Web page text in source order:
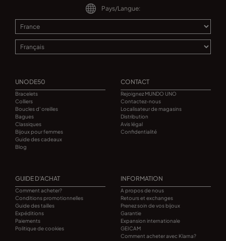
Pays/Langue:
UNODE50
Bracelets
Colliers
Boucles d' oreilles
Bagues
Classiques
Bijoux pour femmes
Guide des cadeaux
Blog
CONTACT
Rejoignez MUNDO UNO
Contactez-nous
Localisateur de magasins
Distribution
Avis légal
Confidentialité
GUIDE D'ACHAT
Comment acheter?
Conditions promotionnelles
Guide des tailles
Expéditions
Paiements
Politique de cookies
INFORMATION
A propos de nous
Retours et exchanges
Prenez soin de vos bijoux
Garantie
Expansion internationale
GEICAM
Comment acheter avec Klarna?